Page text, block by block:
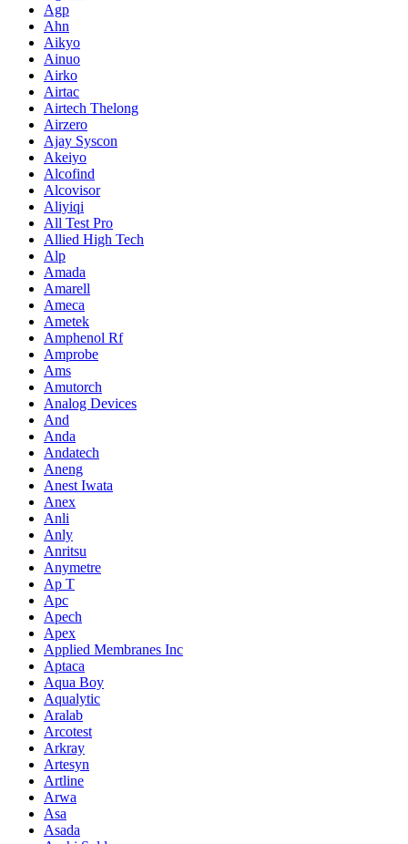
Agp
Ahn
Aikyo
Ainuo
Airko
Airtac
Airtech Thelong
Airzero
Ajay Syscon
Akeiyo
Alcofind
Alcovisor
Aliyiqi
All Test Pro
Allied High Tech
Alp
Amada
Amarell
Ameca
Ametek
Amphenol Rf
Amprobe
Ams
Amutorch
Analog Devices
And
Anda
Andatech
Aneng
Anest Iwata
Anex
Anli
Anly
Anritsu
Anymetre
Ap T
Apc
Apech
Apex
Applied Membranes Inc
Aptaca
Aqua Boy
Aqualytic
Aralab
Arcotest
Arkray
Artesyn
Artline
Arwa
Asa
Asada